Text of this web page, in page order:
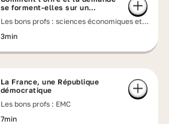
se forment-elles sur un
Les bons profs : sciences économiques et
3min
La France, une République
démocratique
Les bons profs : EMC
7min